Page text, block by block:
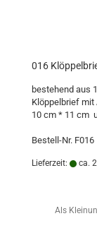
016
bestehend aus
Klöppelbrief mit
10 cm * 11 cm
Bestell-Nr. F016
Lieferzeit: ca.
Als